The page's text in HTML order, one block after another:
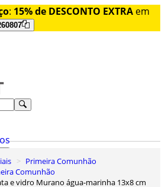
: 15% de DESCONTO EXTRA em
Primeira Comunhão
Comunhão
e vidro Murano água-marinha 13x8 cm